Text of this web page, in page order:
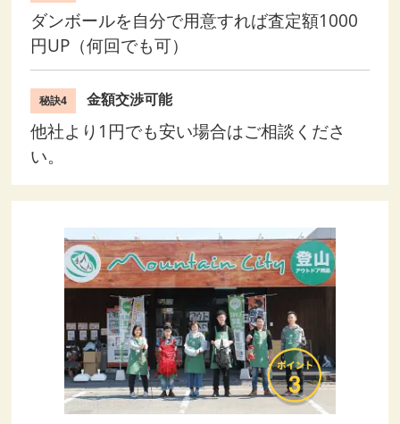
ダンボールを自分で用意すれば査定額1000
円UP（何回でも可）
秘訣4 金額交渉可能
他社より1円でも安い場合はご相談くださ
い。